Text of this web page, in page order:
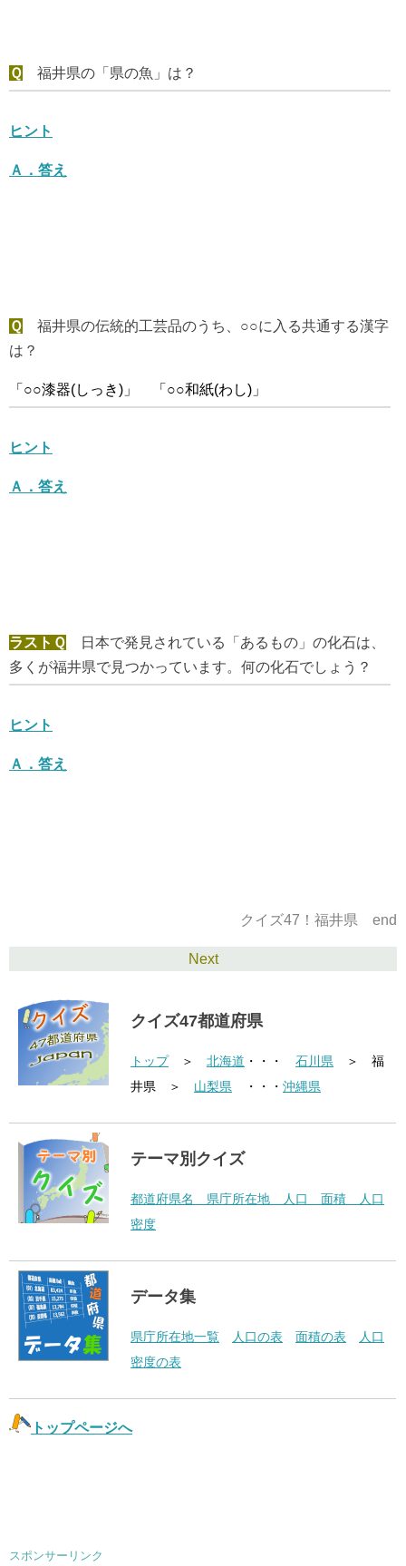
Ｑ 福井県の「県の魚」は？
ヒント
Ａ． 答え
Ｑ
福井県の伝統的工芸品のうち、○○に入る共通する漢字
は？
「○○漆器(しっき)」 「○○和紙(わし)」
ヒント
Ａ． 答え
ラストＱ
日本で発見されている「あるもの」の化石は、
多くが福井県で見つかっています。何の化石でしょう？
ヒント
Ａ． 答え
クイズ47！福井県 end
Next
クイズ47都道府県
トップ＞ 北海道 ・・・ 石川県 ＞ 福
井県 ＞ 山梨県 ・・・ 沖縄県
テーマ別クイズ
都道府県名 県庁所在地 人口 面積 人口
密度
データ集
県庁所在地一覧 人口の表 面積の表
人口
密度の表
トップページへ
スポンサーリンク